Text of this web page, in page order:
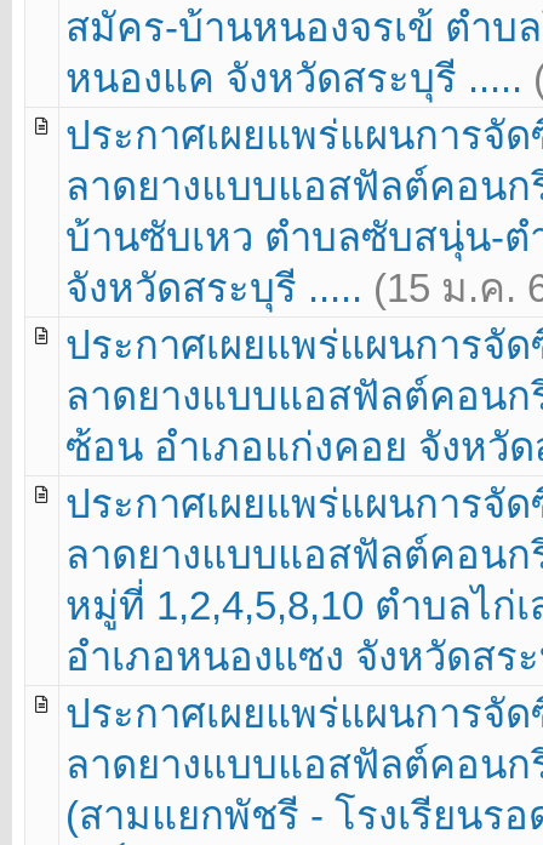
สมัคร-บ้านหนองจรเข้ ตำบ
หนองแค จังหวัดสระบุรี .....
ประกาศเผยแพร่แผนการจั
ลาดยางแบบแอสฟัลต์คอนก
บ้านซับเหว ตำบลซับสนุ่น-ต
จังหวัดสระบุรี ..... (15 ม.ค.
ประกาศเผยแพร่แผนการจั
ลาดยางแบบแอสฟัลต์คอน
ซ้อน อำเภอแก่งคอย จังหวั
ประกาศเผยแพร่แผนการจั
ลาดยางแบบแอสฟัลต์คอน
หมู่ที่ 1,2,4,5,8,10 ตำบลไก่
อำเภอหนองแซง จังหวัดสร
ประกาศเผยแพร่แผนการจั
ลาดยางแบบแอสฟัลต์คอนก
(สามแยกพัชรี - โรงเรียน